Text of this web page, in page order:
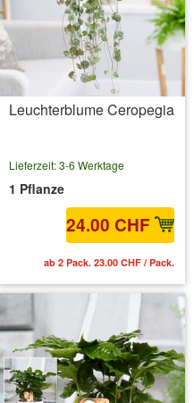
Leuchterblume Ceropegia
Lieferzeit: 3-6 Werktage
1 Pflanze
24.00 CHF
ab 2 Pack. 23.00 CHF / Pack.